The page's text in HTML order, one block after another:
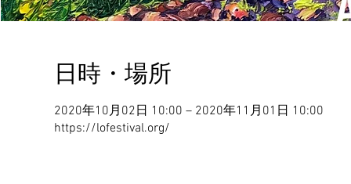
日時・場所
2020年10月02日 10:00 – 2020年11月01日 10:00
https://lofestival.org/